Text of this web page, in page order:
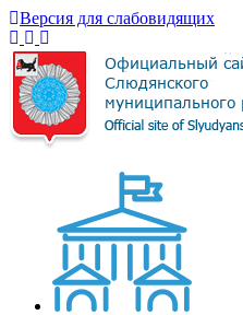
Версия для слабовидящих